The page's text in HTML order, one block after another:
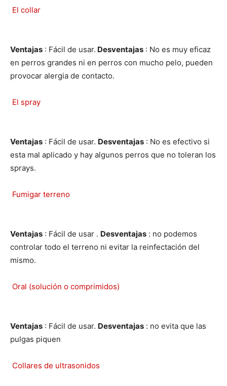
El collar
Ventajas : Fácil de usar. Desventajas : No es muy eficaz
en perros grandes ni en perros con mucho pelo, pueden
provocar alergia de contacto.
El spray
Ventajas : Fácil de usar. Desventajas : No es efectivo si
esta mal aplicado y hay algunos perros que no toleran los
sprays.
Fumigar terreno
Ventajas : Fácil de usar . Desventajas : no podemos
controlar todo el terreno ni evitar la reinfectación del
mismo.
Oral (solución o comprimidos)
Ventajas : Fácil de usar. Desventajas : no evita que las
pulgas piquen
Collares de ultrasonidos